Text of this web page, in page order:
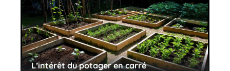
L’intérêt du potager en carré